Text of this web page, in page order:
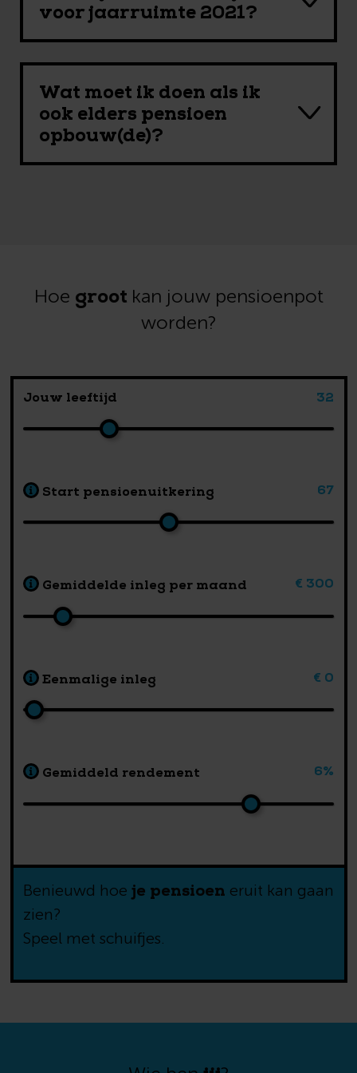
voor jaarruimte 2021?
Wat moet ik doen als ik
ook elders pensioen
opbouw(de)?
Hoe groot kan jouw pensioenpot
worden?
Jouw leeftijd 32
Start pensioenuitkering 67
Gemiddelde inleg per maand € 300
Eenmalige inleg € 0
Gemiddeld rendement 6%
Wat mis ik als ikjaar later begin?
Benieuwd hoe je pensioen eruit kan gaan
zien?
Speel met schuifjes.